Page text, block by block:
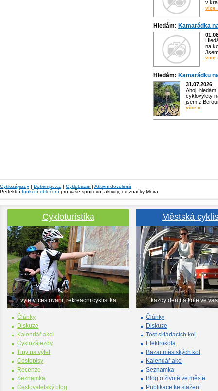
v
více
Hledám: Kamarádka
na
více
Hledám: Kamarádku
31.07.2026
Ahoj,
cyklovýlety
jsem z
více »
Cyklozájezdy | Dokempu.cz | Cyklobazar| Aktivni dovolená
Perfektní funkční oblečení pro vaše sportovní aktivity, od značky Moira.
Cykloturistika
výlety, cestování, rekreační cyklistika
Články
Diskuze
Kalendář akcí
Cyklozájezdy
Tipy na výlet
Cestopisy
Recenze
Seznamka
Cestovatelský blog
Městská
každý den na kole ve
Články
Diskuze
Test skládacích kol
Elektrokola
Bazar městských kol
Kalendář akcí
Seznamka
Blog o životě ve městě
Publikace ke stažení